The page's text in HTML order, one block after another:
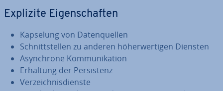
Explizite Ei­gen­schaf­ten
Kapselung von Da­ten­quel­len
Schnitt­stel­len zu anderen hö­her­wer­ti­gen Diensten
Asyn­chro­ne Kom­mu­ni­ka­ti­on
Erhaltung der Per­sis­tenz
Ver­zeich­nis­diens­te